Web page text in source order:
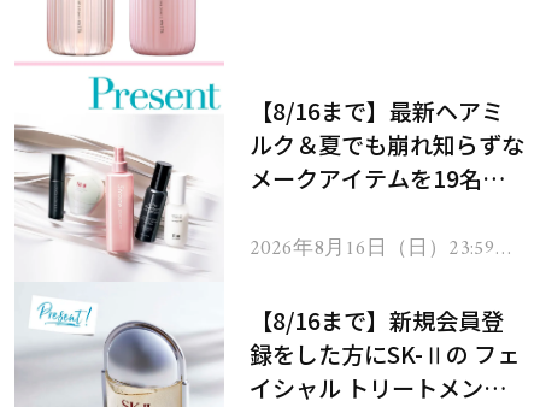
【8/16まで】最新ヘアミ
ルク＆夏でも崩れ知らずな
メークアイテムを19名様
2026年8月16日（日）23:59ま
【8/16まで】新規会員登
録をした方にSK-Ⅱの フェ
イシャル トリートメント